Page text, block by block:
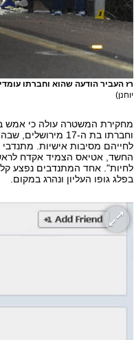
רז העביר הודעה שהוא וחברתו
יוחנן)
וחברתו בת ה-17
לחייהם מסיבות אישיות.
החשד, אטיאס הצמיד אקדח
לחיות". אחד המתנדבים נפצע
בפלג גופו העליון ונהרג במקום.